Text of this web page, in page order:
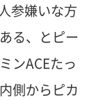
参嫌いな方
る、とピー
ンACEたっ
側からピカ